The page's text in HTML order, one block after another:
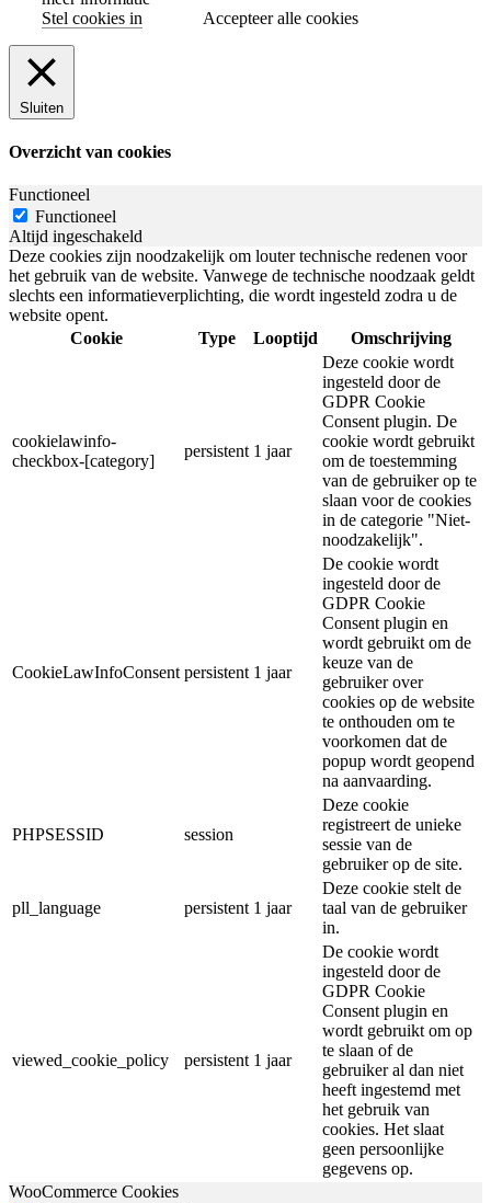
Stel cookies in
Accepteer alle cookies
Sluiten
Overzicht van cookies
Functioneel
Functioneel
Altijd ingeschakeld
Deze cookies zijn noodzakelijk om louter technische redenen voor
het gebruik van de website. Vanwege de technische noodzaak geldt
slechts een informatieverplichting, die wordt ingesteld zodra u de
website opent.
Cookie
Type Looptijd Omschrijving
cookielawinfo-
checkbox-[category]
persistent 1 jaar
Deze cookie wordt
ingesteld door de
GDPR Cookie
Consent plugin. De
cookie wordt gebruikt
om de toestemming
van de gebruiker op te
slaan voor de cookies
in de categorie "Niet-
noodzakelijk".
CookieLawInfoConsent persistent 1 jaar
De cookie wordt
ingesteld door de
GDPR Cookie
Consent plugin en
wordt gebruikt om de
keuze van de
gebruiker over
cookies op de website
te onthouden om te
voorkomen dat de
popup wordt geopend
na aanvaarding.
PHPSESSID session
Deze cookie
registreert de unieke
sessie van de
gebruiker op de site.
pll_language persistent 1 jaar
Deze cookie stelt de
taal van de gebruiker
in.
viewed_cookie_policy persistent 1 jaar
De cookie wordt
ingesteld door de
GDPR Cookie
Consent plugin en
wordt gebruikt om op
te slaan of de
gebruiker al dan niet
heeft ingestemd met
het gebruik van
cookies. Het slaat
geen persoonlijke
gegevens op.
WooCommerce Cookies